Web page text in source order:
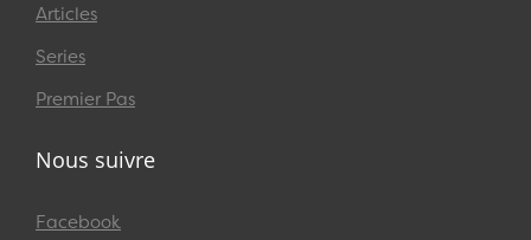
Articles
Series
Premier Pas
Nous suivre
Facebook